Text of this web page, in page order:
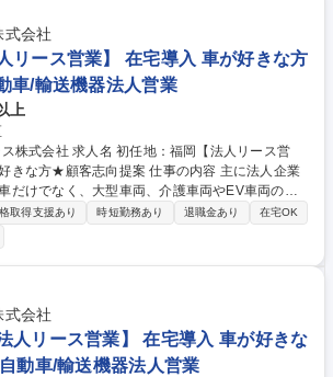
案できます。 ■これまでの経験や知識を活かし
ズに柔軟に対応し、新たな事業領域の開拓に挑戦
境が整っています。 募集職種 【新潟】
本通運）グループ◆物流を通して社会に貢献！
式会社
リース営業】 在宅導入 車が好きな方
車/輸送機器法人営業
上
：福岡【法人リース営
志向提案 仕事の内容 主に法人企業
だけでなく、大型車両、介護車両やEV車両のリ
にてオートリースの法人営業をご担当いただきま
提案営業：最適なリースシステムの設計・提案
のフォロー、契約継続の商談※三菱グループを始
あります。入社後は原則として既存の顧客を担当
します。 募集職種 初任地：福岡
宅導入★車が好きな方★顧客志向提案
取得支援あり 時短勤務あり 退職金あり
在宅OK
式会社
人リース営業】 在宅導入 車が好きな
動車/輸送機器法人営業